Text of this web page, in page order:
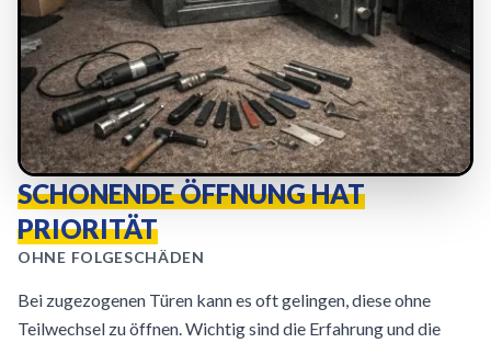
SCHONENDE ÖFFNUNG HAT
PRIORITÄT
OHNE FOLGESCHÄDEN
Bei zugezogenen Türen kann es oft gelingen, diese ohne
Teilwechsel zu öffnen. Wichtig sind die Erfahrung und die